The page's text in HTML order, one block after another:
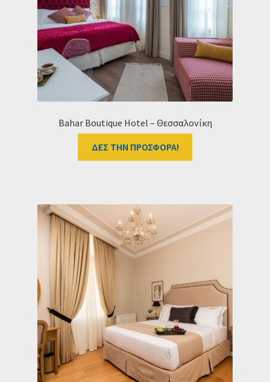
Bahar Boutique Hotel – Θεσσαλονίκη
ΔΕΣ ΤΗΝ ΠΡΟΣΦΟΡΑ!